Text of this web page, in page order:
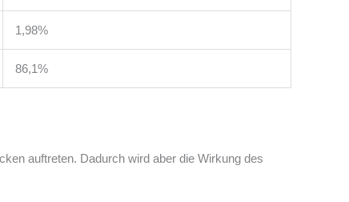
1,98%
86,1%
auftreten. Dadurch wird aber die Wirkung des